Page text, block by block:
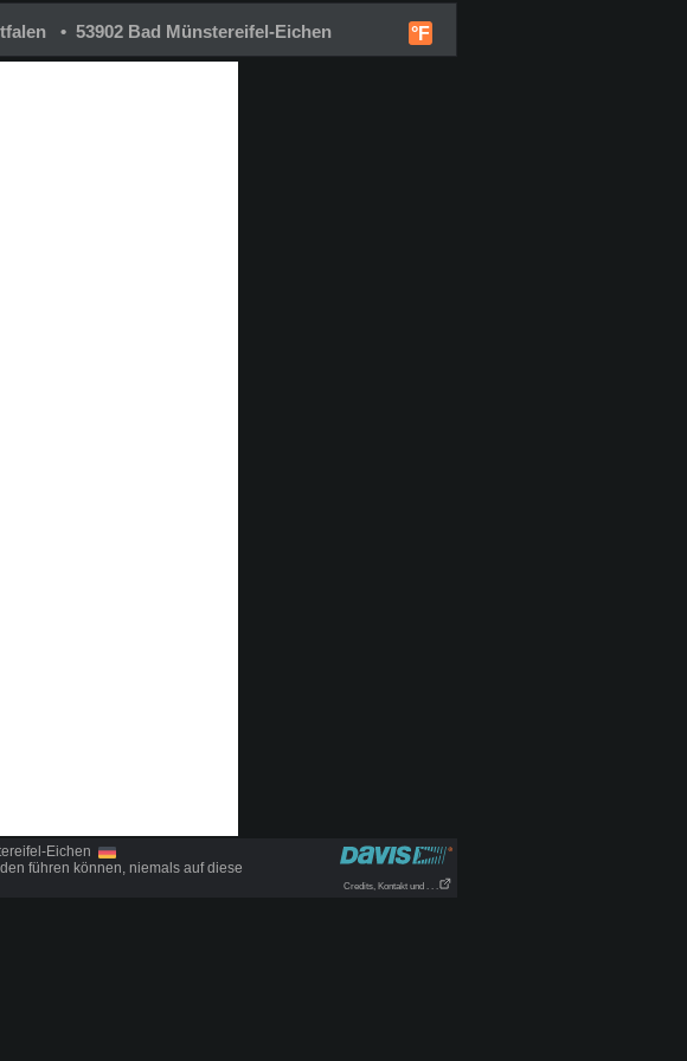
°F
• 53902 Bad Münstereifel-Eichen
Eichen
führen können, niemals auf diese
Credits, Kontakt und . . .